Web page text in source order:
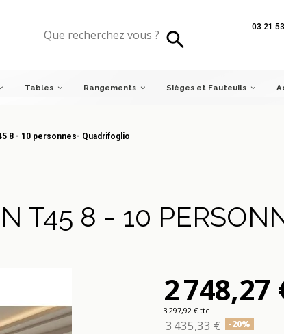
03 21
Tables Rangements Sièges et Fauteuils
- 10 personnes- Quadrifoglio
8 - 10 personnes- Quadrifoglio
T45 8 - 10
2 748,27
3 297,92 € ttc
3 435,33 € -20%